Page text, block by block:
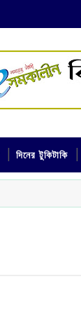
দিনের টুকিটাকি